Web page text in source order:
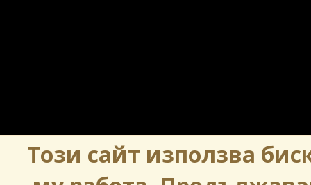
Този сайт използва